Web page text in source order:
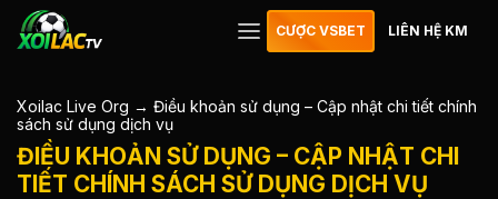
CƯỢC VSBET LIÊN HỆ KM
Xoilac Live Org → Điều khoản sử dụng – Cập nhật chi tiết chính
sách sử dụng dịch vụ
ĐIỀU KHOẢN SỬ DỤNG – CẬP NHẬT CHI
TIẾT CHÍNH SÁCH SỬ DỤNG DỊCH VỤ